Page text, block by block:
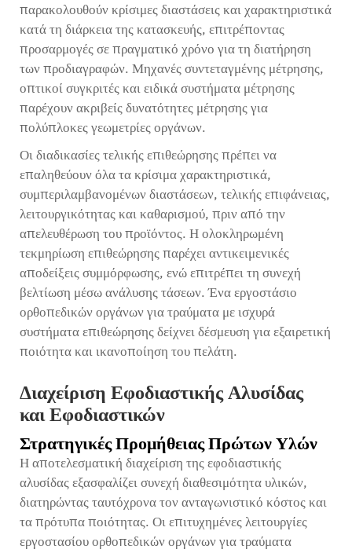
παρακολουθούν κρίσιμες διαστάσεις και χαρακτηριστικά
κατά τη διάρκεια της κατασκευής, επιτρέποντας
προσαρμογές σε πραγματικό χρόνο για τη διατήρηση
των προδιαγραφών. Μηχανές συντεταγμένης μέτρησης,
οπτικοί συγκριτές και ειδικά συστήματα μέτρησης
παρέχουν ακριβείς δυνατότητες μέτρησης για
πολύπλοκες γεωμετρίες οργάνων.
Οι διαδικασίες τελικής επιθεώρησης πρέπει να
επαληθεύουν όλα τα κρίσιμα χαρακτηριστικά,
συμπεριλαμβανομένων διαστάσεων, τελικής επιφάνειας,
λειτουργικότητας και καθαρισμού, πριν από την
απελευθέρωση του προϊόντος. Η ολοκληρωμένη
τεκμηρίωση επιθεώρησης παρέχει αντικειμενικές
αποδείξεις συμμόρφωσης, ενώ επιτρέπει τη συνεχή
βελτίωση μέσω ανάλυσης τάσεων. Ένα εργοστάσιο
ορθοπεδικών οργάνων για τραύματα με ισχυρά
συστήματα επιθεώρησης δείχνει δέσμευση για εξαιρετική
ποιότητα και ικανοποίηση του πελάτη.
Διαχείριση Εφοδιαστικής Αλυσίδας
και Εφοδιαστικών
Στρατηγικές Προμήθειας Πρώτων Υλών
Η αποτελεσματική διαχείριση της εφοδιαστικής
αλυσίδας εξασφαλίζει συνεχή διαθεσιμότητα υλικών,
διατηρώντας ταυτόχρονα τον ανταγωνιστικό κόστος και
τα πρότυπα ποιότητας. Οι επιτυχημένες λειτουργίες
εργοστασίου ορθοπεδικών οργάνων για τραύματα